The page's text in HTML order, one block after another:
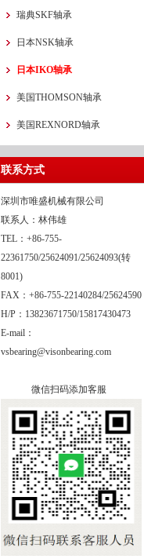
瑞典SKF轴承
日本NSK轴承
日本IKO轴承
美国THOMSON轴承
美国REXNORD轴承
联系方式
深圳市唯盛机械有限公司
联系人：林伟雄
TEL：+86-755-
22361750/25624091/25624093(转
8001)
FAX：+86-755-22140284/25624590
H/P：13823671750/15817430473
E-mail：
vsbearing@visonbearing.com
微信扫码添加客服